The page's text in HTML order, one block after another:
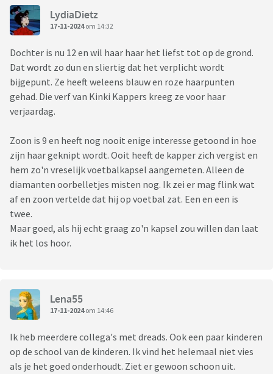
LydiaDietz
17-11-2024om 14:32
Dochter is nu 12 en wil haar haar het liefst tot op de grond.
Dat wordt zo dun en sliertig dat het verplicht wordt
bijgepunt. Ze heeft weleens blauw en roze haarpunten
gehad. Die verf van Kinki Kappers kreeg ze voor haar
verjaardag.
Zoon is 9 en heeft nog nooit enige interesse getoond in hoe
zijn haar geknipt wordt. Ooit heeft de kapper zich vergist en
hem zo'n vreselijk voetbalkapsel aangemeten. Alleen de
diamanten oorbelletjes misten nog. Ik zei er mag flink wat
af en zoon vertelde dat hij op voetbal zat. Een en een is
twee.
Maar goed, als hij echt graag zo'n kapsel zou willen dan laat
ik het los hoor.
Lena55
17-11-2024om 14:46
Ik heb meerdere collega's met dreads. Ook een paar kinderen
op de school van de kinderen. Ik vind het helemaal niet vies
als je het goed onderhoudt. Ziet er gewoon schoon uit.